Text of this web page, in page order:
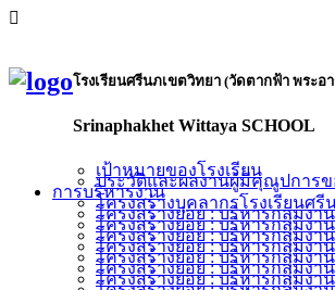
โรงเรียนศรีนภเขตวิทยา (วัดตากฟ้า พระอ
Srinaphakhet Wittaya SCHOOL
เป้าหมายของโรงเรียน
ประวัติและผลงานผู้มีคุณูปการข
การบริหารงาน
โครงสร้างบุคลากรโรงเรียนศรี
โครงสร้างย่อย : บริหารกลุ่มงา
โครงสร้างย่อย : บริหารกลุ่มงา
โครงสร้างย่อย : บริหารกลุ่มงา
โครงสร้างย่อย : บริหารกลุ่มงา
โครงสร้างย่อย : บริหารกลุ่มงา
โครงสร้างย่อย : บริหารกลุ่มงาน
โครงสร้างย่อย : บริหารกลุ่มงา